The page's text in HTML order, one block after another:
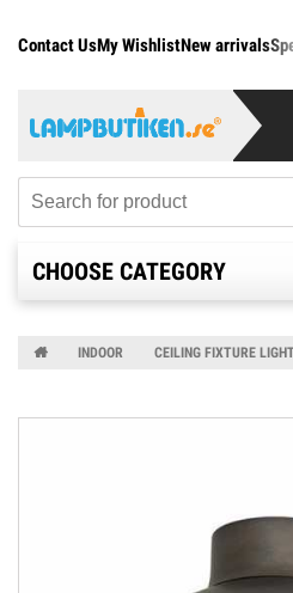
Contact UsMy WishlistNew arrivals
CHOOSE CATEGORY
INDOOR CEILING FIXTURE